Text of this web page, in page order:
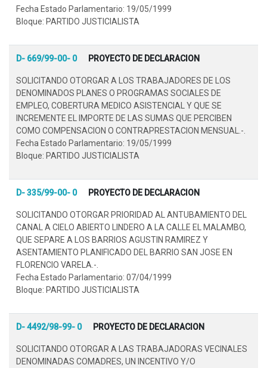
Fecha Estado Parlamentario: 19/05/1999
Bloque: PARTIDO JUSTICIALISTA
D- 669/99-00- 0 PROYECTO DE DECLARACION
SOLICITANDO OTORGAR A LOS TRABAJADORES DE LOS
DENOMINADOS PLANES O PROGRAMAS SOCIALES DE
EMPLEO, COBERTURA MEDICO ASISTENCIAL Y QUE SE
INCREMENTE EL IMPORTE DE LAS SUMAS QUE PERCIBEN
COMO COMPENSACION O CONTRAPRESTACION MENSUAL.-.
Fecha Estado Parlamentario: 19/05/1999
Bloque: PARTIDO JUSTICIALISTA
D- 335/99-00- 0 PROYECTO DE DECLARACION
SOLICITANDO OTORGAR PRIORIDAD AL ANTUBAMIENTO DEL
CANAL A CIELO ABIERTO LINDERO A LA CALLE EL MALAMBO,
QUE SEPARE A LOS BARRIOS AGUSTIN RAMIREZ Y
ASENTAMIENTO PLANIFICADO DEL BARRIO SAN JOSE EN
FLORENCIO VARELA.-.
Fecha Estado Parlamentario: 07/04/1999
Bloque: PARTIDO JUSTICIALISTA
D- 4492/98-99- 0 PROYECTO DE DECLARACION
SOLICITANDO OTORGAR A LAS TRABAJADORAS VECINALES
DENOMINADAS COMADRES, UN INCENTIVO Y/O